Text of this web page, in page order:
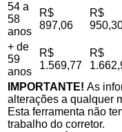
54 a
58
anos
R$
897,06
R$
+ de
59
anos
R$
1.569,77
R$
IMPORTANTE! As
alterações a qualquer
Esta ferramenta não
trabalho do corretor.